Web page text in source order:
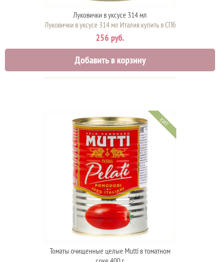
Луковички в уксусе 314 мл
Луковички в уксусе 314 мл Италия купить в СПб
256 руб.
Добавить в корзину
ХИТ
Томаты очищенные целые Mutti в томатном